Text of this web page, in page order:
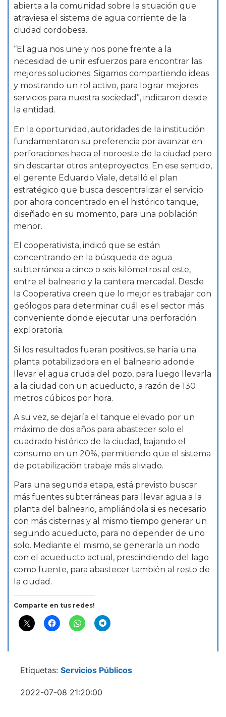
abierta a la comunidad sobre la situación que
atraviesa el sistema de agua corriente de la
ciudad cordobesa.
“El agua nos une y nos pone frente a la
necesidad de unir esfuerzos para encontrar las
mejores soluciones. Sigamos compartiendo ideas
y mostrando un rol activo, para lograr mejores
servicios para nuestra sociedad”, indicaron desde
la entidad.
En la oportunidad, autoridades de la institución
fundamentaron su preferencia por avanzar en
perforaciones hacia el noroeste de la ciudad pero
sin descartar otros anteproyectos. En ese sentido,
el gerente Eduardo Viale, detalló el plan
estratégico que busca descentralizar el servicio
por ahora concentrado en el histórico tanque,
diseñado en su momento, para una población
menor.
El cooperativista, indicó que se están
concentrando en la búsqueda de agua
subterránea a cinco o seis kilómetros al este,
entre el balneario y la cantera mercadal. Desde
la Cooperativa creen que lo mejor es trabajar con
geólogos para determinar cuál es el sector más
conveniente donde ejecutar una perforación
exploratoria.
Si los resultados fueran positivos, se haría una
planta potabilizadora en el balneario adonde
llevar el agua cruda del pozo, para luego llevarla
a la ciudad con un acueducto, a razón de 130
metros cúbicos por hora.
A su vez, se dejaría el tanque elevado por un
máximo de dos años para abastecer solo el
cuadrado histórico de la ciudad, bajando el
consumo en un 20%, permitiendo que el sistema
de potabilización trabaje más aliviado.
Para una segunda etapa, está previsto buscar
más fuentes subterráneas para llevar agua a la
planta del balneario, ampliándola si es necesario
con más cisternas y al mismo tiempo generar un
segundo acueducto, para no depender de uno
solo. Mediante el mismo, se generaría un nodo
con el acueducto actual, prescindiendo del lago
como fuente, para abastecer también al resto de
la ciudad.
Comparte en tus redes!
Etiquetas: Servicios Públicos
2022-07-08 21:20:00